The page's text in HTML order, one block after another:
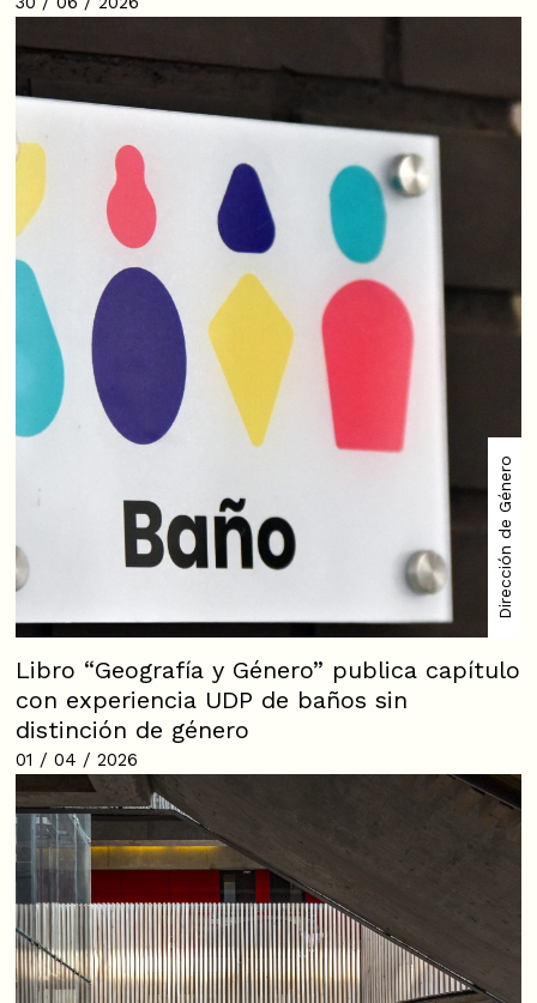
Dirección de Género
Libro “Geografía y Género” publica capítulo
con experiencia UDP de baños sin
distinción de género
01 / 04 / 2026